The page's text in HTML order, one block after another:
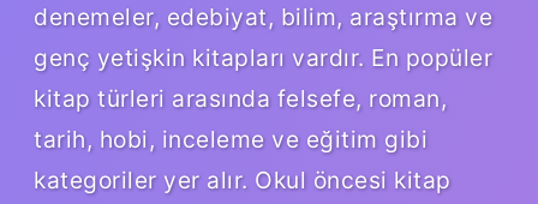
denemeler, edebiyat, bilim, araştırma ve
genç yetişkin kitapları vardır. En popüler
kitap türleri arasında felsefe, roman,
tarih, hobi, inceleme ve eğitim gibi
kategoriler yer alır. Okul öncesi kitap